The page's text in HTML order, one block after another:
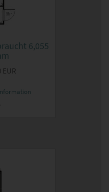
6,055
EUR